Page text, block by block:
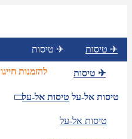
להזמנות חייגו
טיסות ✈ טיסות ✈
טיסות ✈
טיסות אל-על טיסות אל-על
טיסות אל-על